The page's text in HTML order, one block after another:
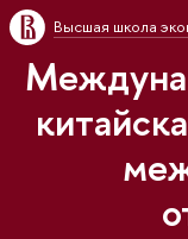
Высшая школа